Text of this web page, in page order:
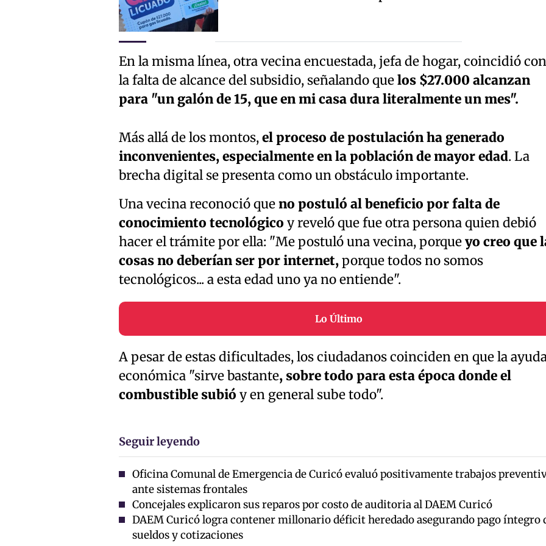
En la misma línea, otra vecina encuestada, jefa de hogar, coincidió con
la falta de alcance del subsidio, señalando quelos $27.000 alcanzan
para "un galón de 15, que en mi casa dura literalmente un mes".
Más allá de los montos,el proceso de postulación ha generado
inconvenientes, especialmente en la población de mayor edad. La
brecha digital se presenta como un obstáculo importante.
Una vecina reconoció queno postuló al beneficio por falta de
conocimiento tecnológico y reveló que fue otra persona quien debió
hacer el trámite por ella: "Me postuló una vecina, porqueyo creo que
cosas no deberían ser por internet,porque todos no somos
tecnológicos... a esta edad uno ya no entiende".
Lo Último
A pesar de estas dificultades, los ciudadanos coinciden en que la
económica "sirve bastante, sobre todo para esta época donde el
combustible subió y en general sube todo".
Seguir leyendo
Oficina Comunal de Emergencia de Curicó evaluó positivamente trabajos
ante sistemas frontales
Concejales explicaron sus reparos por costo de auditoria al DAEM Curicó
DAEM Curicó logra contener millonario déficit heredado asegurando pago íntegro
sueldos y cotizaciones